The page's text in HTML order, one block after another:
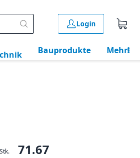
Login
Bauprodukte Mehr
71.67